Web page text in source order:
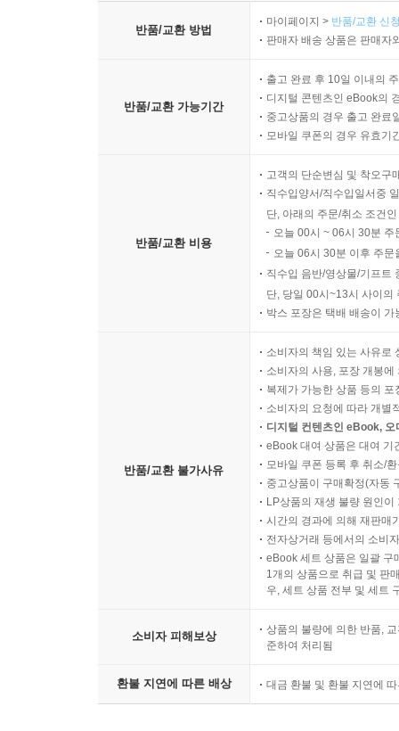
반품/교환 방법
마이페이지 > 반품/교환 신
판매자 배송 상품은 판매자
반품/교환 가능기간
출고 완료 후 10일 이내의
디지털 콘텐츠인 eBook의
중고상품의 경우 출고 완료
모바일 쿠폰의 경우 유효기
반품/교환 비용
고객의 단순변심 및 착오구
직수입양서/직수입일서중
단, 아래의 주문/취소 조건
오늘 00시 ~ 06시 30분
오늘 06시 30분 이후 주
직수입 음반/영상물/기프트
단, 당일 00시~13시 사이의
박스 포장은 택배 배송이
반품/교환 불가사유
소비자의 책임 있는 사유로
소비자의 사용, 포장 개봉
복제가 가능한 상품 등의
소비자의 요청에 따라 개별
디지털 컨텐츠인 eBook,
eBook 대여 상품은 대여 기
모바일 쿠폰 등록 후 취소/
중고상품이 구매확정(자동
LP상품의 재생 불량 원인
시간의 경과에 의해 재판매
전자상거래 등에서의 소비
eBook 세트 상품은 일괄 구
1개의 상품으로 취급 및 판
우, 세트 상품 전부 및 세트
소비자 피해보상
상품의 불량에 의한 반품,
준하여 처리됨
환불 지연에 따른 배상 대금 환불 및 환불 지연에